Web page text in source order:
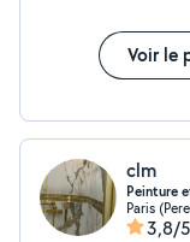
Voir le
clm
Peinture
Paris
3,8/5